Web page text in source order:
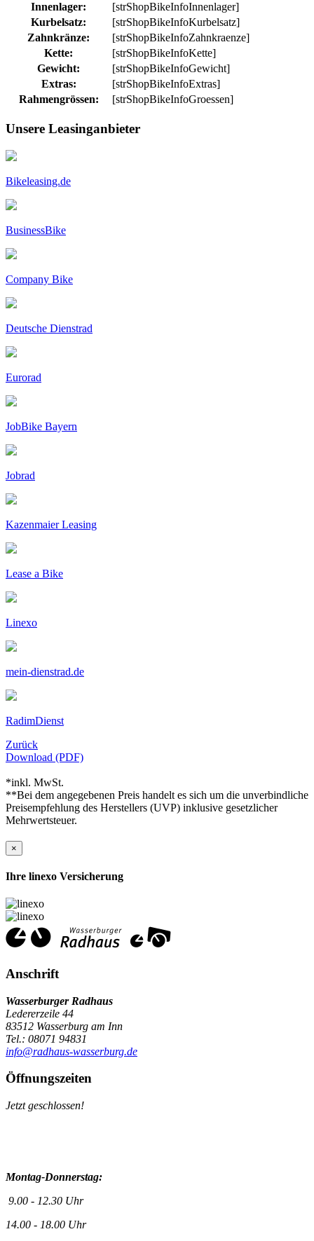
Innenlager:
[strShopBikeInfoInnenlager]
Kurbelsatz:
[strShopBikeInfoKurbelsatz]
Zahnkränze:
[strShopBikeInfoZahnkraenze]
Kette:
[strShopBikeInfoKette]
Gewicht:
[strShopBikeInfoGewicht]
Extras:
[strShopBikeInfoExtras]
Rahmengrössen:
[strShopBikeInfoGroessen]
Unsere Leasinganbieter
Bikeleasing.de
BusinessBike
Company Bike
Deutsche Dienstrad
Eurorad
JobBike Bayern
Jobrad
Kazenmaier Leasing
Lease a Bike
Linexo
mein-dienstrad.de
RadimDienst
Zurück
Download (PDF)
*inkl. MwSt.
**Bei dem angegebenen Preis handelt es sich um die unverbindliche
Preisempfehlung des Herstellers (UVP) inklusive gesetzlicher
Mehrwertsteuer.
×
Ihre linexo Versicherung
Anschrift
Wasserburger Radhaus
Ledererzeile 44
83512 Wasserburg am Inn
Tel.: 08071 94831
info@radhaus-wasserburg.de
Öffnungszeiten
Jetzt geschlossen!
Montag-Donnerstag:
9.00 - 12.30 Uhr
14.00 - 18.00 Uhr